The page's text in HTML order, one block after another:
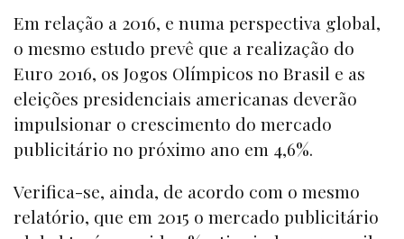
Em relação a 2016, e numa perspectiva global,
o mesmo estudo prevê que a realização do
Euro 2016, os Jogos Olímpicos no Brasil e as
eleições presidenciais americanas deverão
impulsionar o crescimento do mercado
publicitário no próximo ano em 4,6%.
Verifica-se, ainda, de acordo com o mesmo
relatório, que em 2015 o mercado publicitário